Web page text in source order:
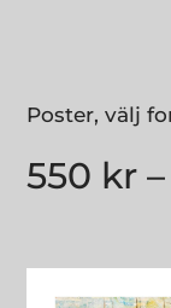
Poster, välj
550 kr –